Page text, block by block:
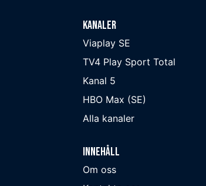
Kanaler
Viaplay SE
TV4 Play Sport Total
Kanal 5
HBO Max (SE)
Alla kanaler
Innehåll
Om oss